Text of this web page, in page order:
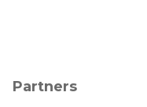
Partners